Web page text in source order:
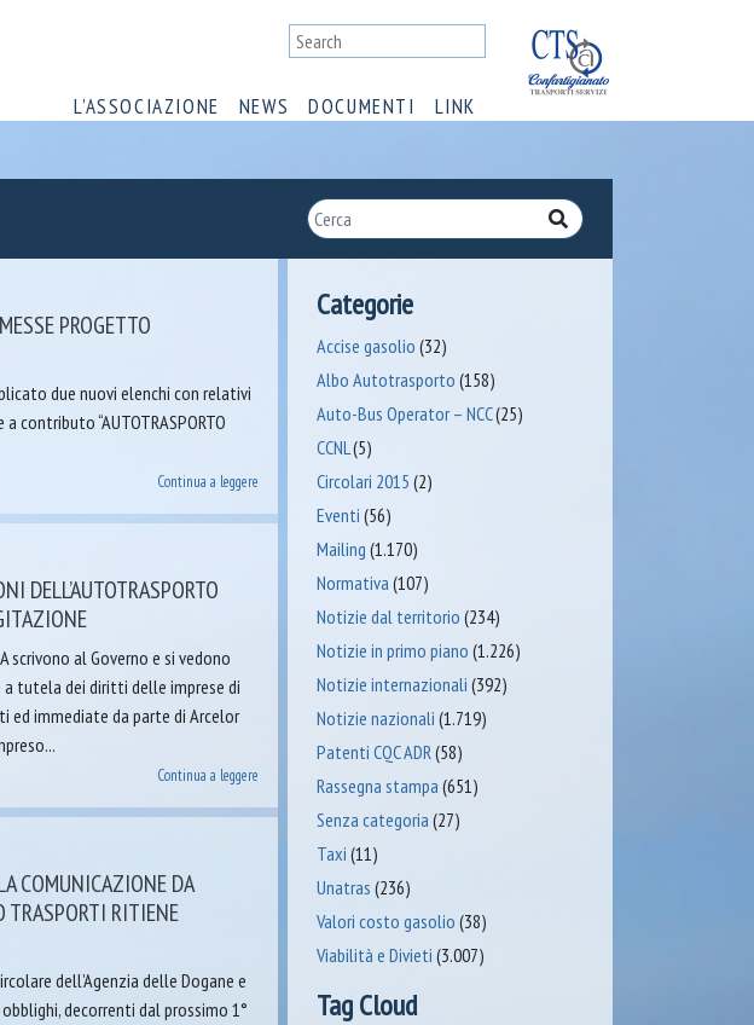
L’ASSOCIAZIONE NEWS DOCUMENTI LINK
PROGETTO
due nuovi elenchi con relativi
“AUTOTRASPORTO
Continua a leggere
DELL’AUTOTRASPORTO
scrivono al Governo e si vedono
tutela dei diritti delle imprese di
ed immediate da parte di Arcelor
Continua a leggere
COMUNICAZIONE DA
TRASPORTI RITIENE
dell’Agenzia delle Dogane e
decorrenti dal prossimo 1°
Categorie
Accise gasolio (32)
Albo Autotrasporto (158)
Auto-Bus Operator – NCC(25)
CCNL(5)
Circolari 2015 (2)
Eventi (56)
Mailing (1.170)
Normativa (107)
Notizie dal territorio (234)
Notizie in primo piano (1.226)
Notizie internazionali (392)
Notizie nazionali (1.719)
Patenti CQC ADR(58)
Rassegna stampa (651)
Senza categoria (27)
Taxi (11)
Unatras (236)
Valori costo gasolio (38)
Viabilità e Divieti (3.007)
Tag Cloud